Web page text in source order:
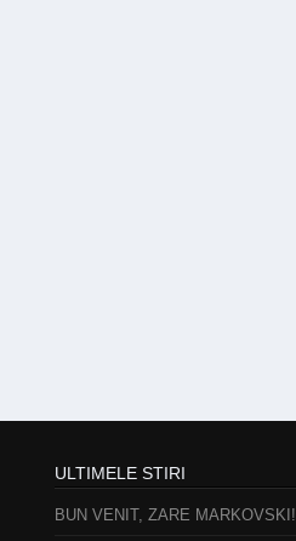
ULTIMELE STIRI
BUN VENIT, ZARE MARKOVSKI!